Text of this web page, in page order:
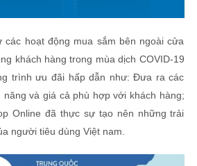
hoạt động mua sắm bên ngoài cửa
khách hàng trong mùa dịch COVID-19
trình ưu đãi hấp dẫn như: Đưa ra các
và giá cả phù hợp với khách hàng;
Online đã thực sự tạo nên những trải
người tiêu dùng Việt nam.